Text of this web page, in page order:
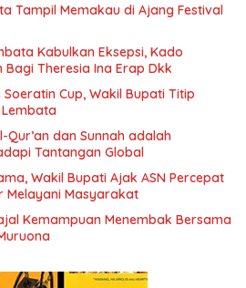
Tampil Memakau di Ajang Festival
Kabulkan Eksepsi, Kado
Theresia Ina Erap Dkk
Cup, Wakil Bupati Titip
dan Sunnah adalah
Tantangan Global
Wakil Bupati Ajak ASN Percepat
Melayani Masyarakat
Kemampuan Menembak Bersama